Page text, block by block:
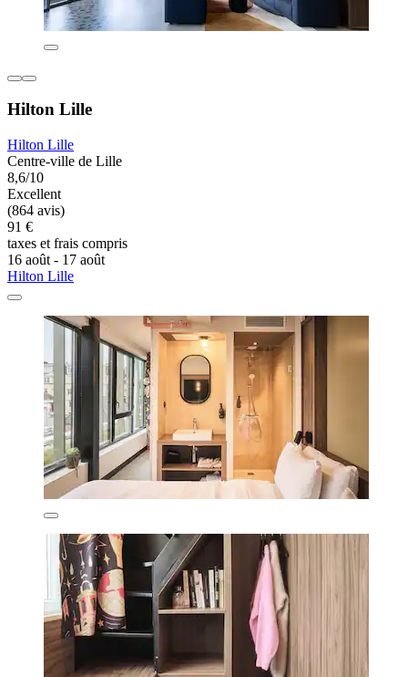
Hilton Lille
Hilton Lille
Centre-ville de Lille
8,6/10
Excellent
(864 avis)
91 €
taxes et frais compris
16 août - 17 août
Hilton Lille